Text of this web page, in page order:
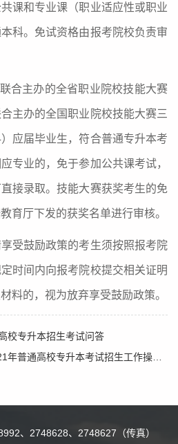
课和专业课（职业适应性或职业
科。免试资格由报考院校负责审
合主办的全省职业院校技能大赛
主办的全国职业院校技能大赛三
应届毕业生，符合普通专升本考
专业的，免于参加公共课考试，
接录取。技能大赛获奖考生的免
育厅下发的获奖名单进行审核。
受鼓励政策的考生须按照报考院
时间内向报考院校提交相关证明
料的，视为放弃享受鼓励政策。
校专升本招生考试问答
普通高校专升本考试招生工作操作办法
、2748628、2748627（传真）